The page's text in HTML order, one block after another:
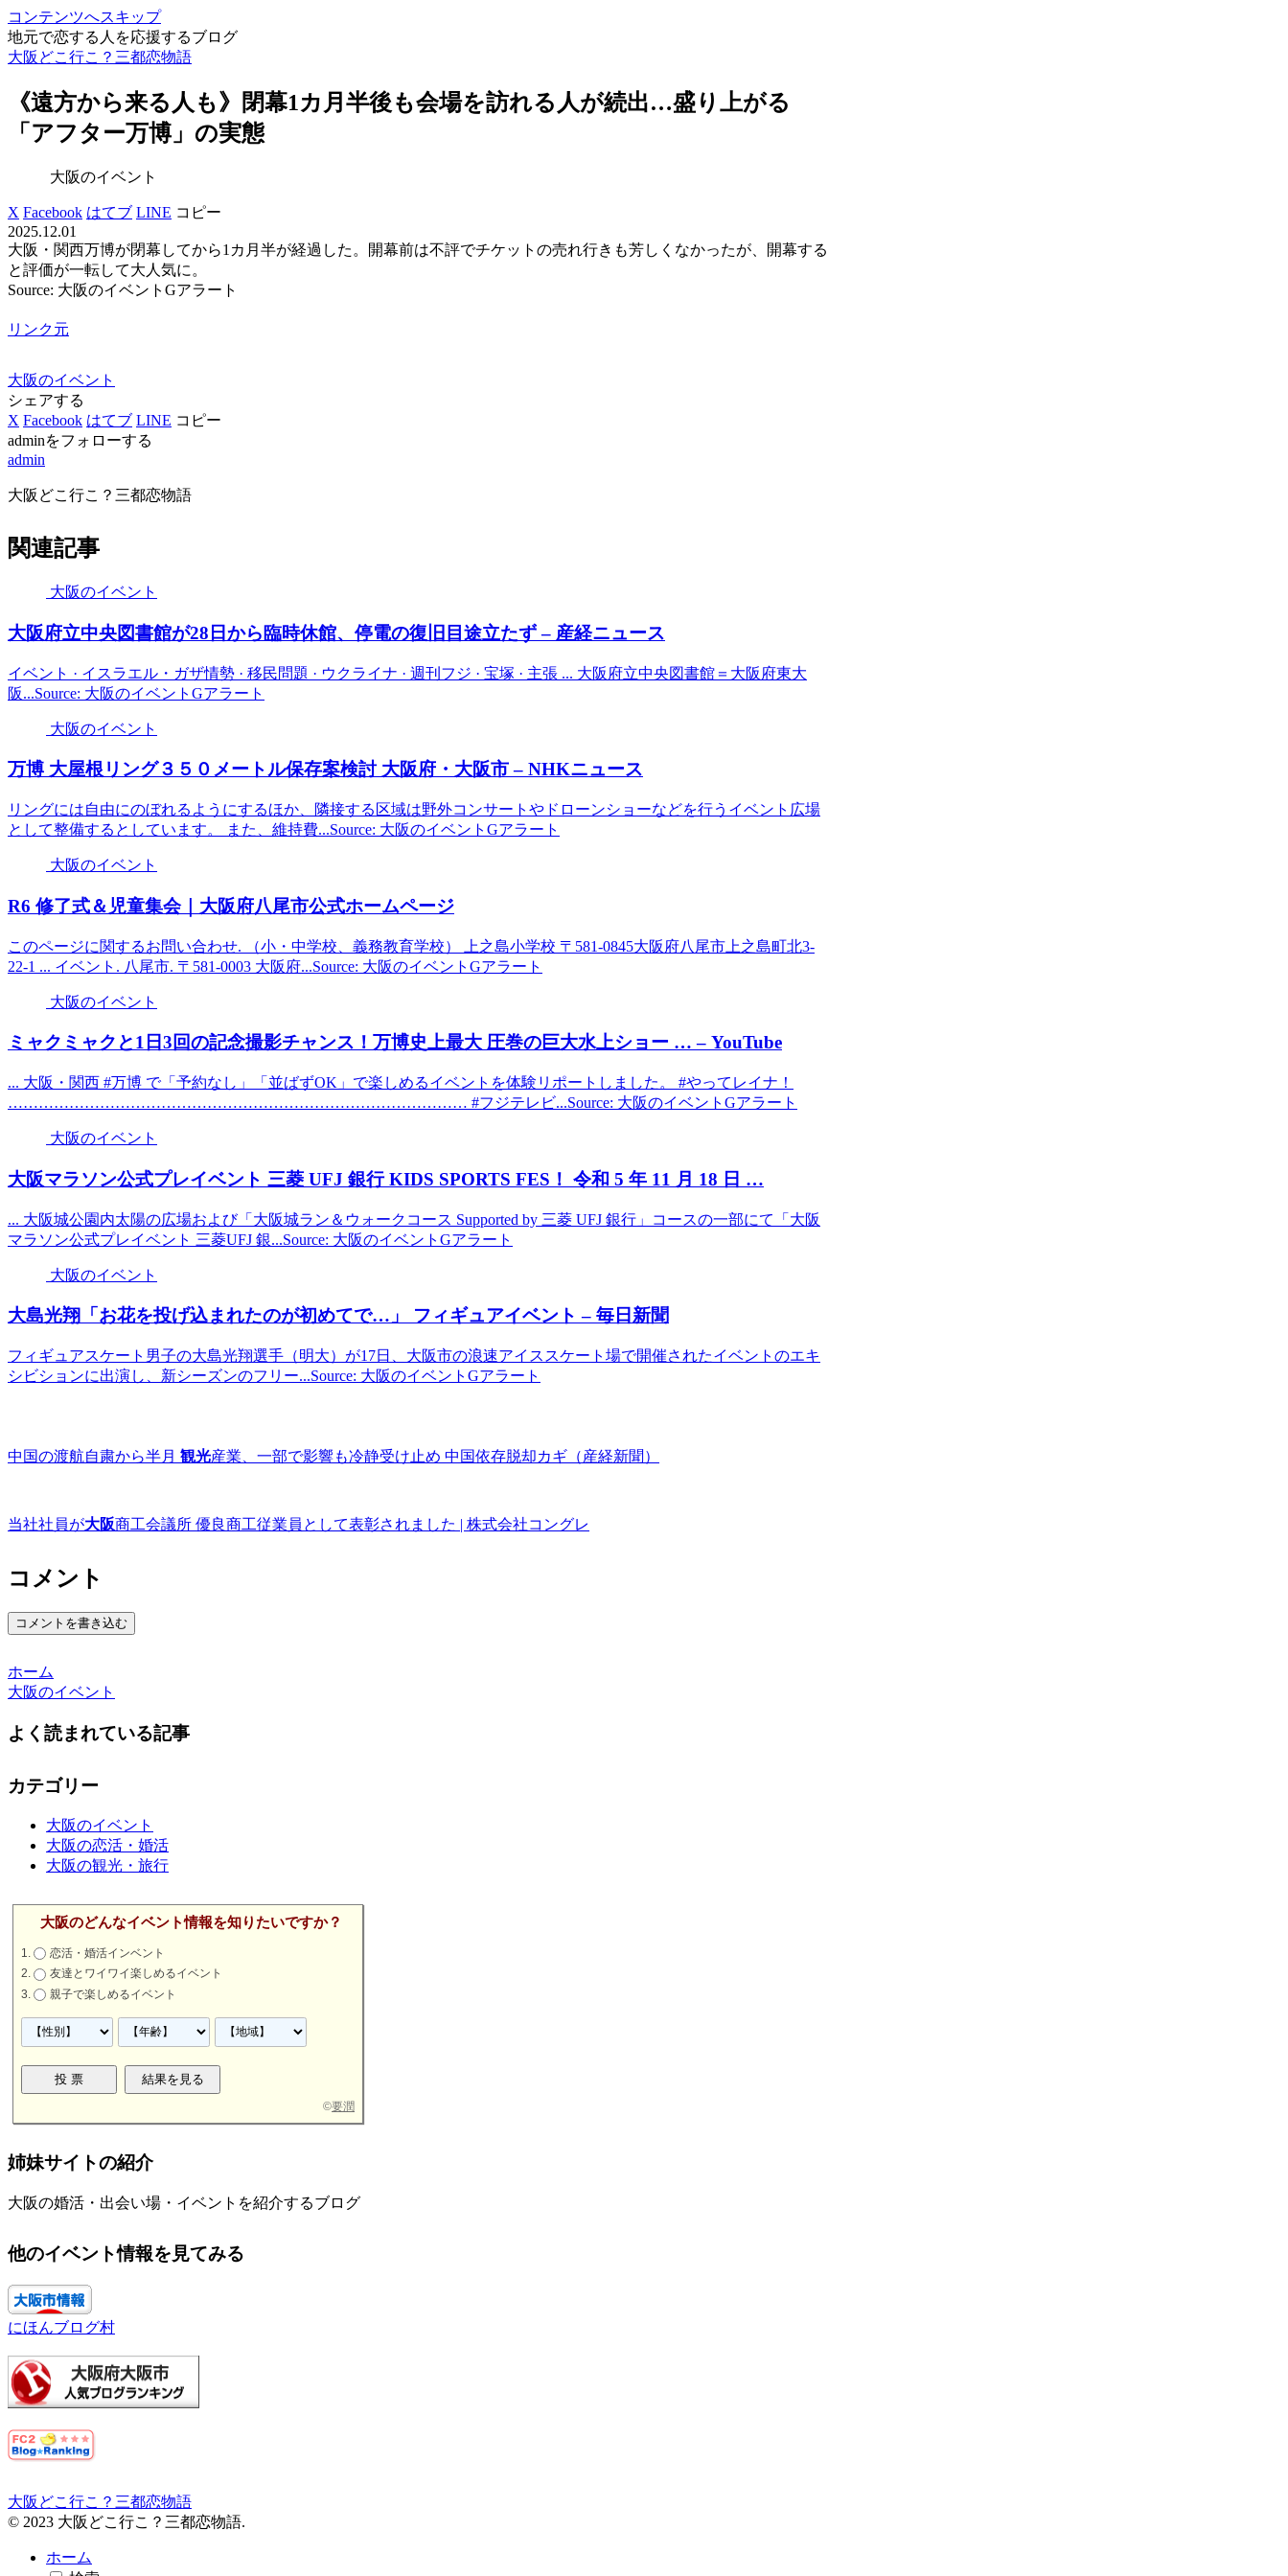
コンテンツへスキップ
地元で恋する人を応援するブログ
大阪どこ行こ？三都恋物語
《遠方から来る人も》閉幕1カ月半後も会場を訪れる人が続出…盛り上がる
「アフター万博」の実態
大阪のイベント
X Facebook はてブ LINE コピー
2025.12.01
大阪・関西万博が閉幕してから1カ月半が経過した。開幕前は不評でチケットの売れ行きも芳しくなかったが、開幕する
と評価が一転して大人気に。
Source: 大阪のイベントGアラート
リンク元
大阪のイベント
シェアする
X Facebook はてブ LINE コピー
adminをフォローする
admin
大阪どこ行こ？三都恋物語
関連記事
大阪のイベント
大阪府立中央図書館が28日から臨時休館、停電の復旧目途立たず – 産経ニュース
イベント · イスラエル・ガザ情勢 · 移民問題 · ウクライナ · 週刊フジ · 宝塚 · 主張 ... 大阪府立中央図書館＝大阪府東大
阪...Source: 大阪のイベントGアラート
大阪のイベント
万博 大屋根リング３５０メートル保存案検討 大阪府・ 大阪市 – NHKニュース
リングには自由にのぼれるようにするほか、隣接する区域は野外コンサートやドローンショーなどを行うイベント広場
として整備するとしています。 また、維持費...Source: 大阪のイベントGアラート
大阪のイベント
R6 修了式＆児童集会｜ 大阪府八尾市公式ホームページ
このページに関するお問い合わせ. （小・中学校、義務教育学校） 上之島小学校 〒581-0845大阪府八尾市上之島町北3-
22-1 ... イベント. 八尾市. 〒581-0003 大阪府...Source: 大阪のイベントGアラート
大阪のイベント
ミャクミャクと1日3回の記念撮影チャンス！万博史上最大 圧巻の巨大水上ショー … – YouTube
... 大阪・関西 #万博 で「予約なし」「並ばずOK」で楽しめるイベントを体験リポートしました。 #やってレイナ！
……………………………………………………………………………… #フジテレビ...Source: 大阪のイベントGアラート
大阪のイベント
大阪マラソン公式プレイベント 三菱 UFJ 銀行 KIDS SPORTS FES！ 令和 5 年 11 月 18 日 …
... 大阪城公園内太陽の広場および「大阪城ラン＆ウォークコース Supported by 三菱 UFJ 銀⾏」コースの⼀部にて「大阪
マラソン公式プレイベント 三菱UFJ 銀...Source: 大阪のイベントGアラート
大阪のイベント
大島光翔「お花を投げ込まれたのが初めてで…」 フィギュアイベント – 毎日新聞
フィギュアスケート男子の大島光翔選手（明大）が17日、大阪市の浪速アイススケート場で開催されたイベントのエキ
シビションに出演し、新シーズンのフリー...Source: 大阪のイベントGアラート
中国の渡航自粛から半月 観光産業、一部で影響も冷静受け止め 中国依存脱却カギ（産経新聞）
当社社員が大阪商工会議所 優良商工従業員として表彰されました | 株式会社コングレ
コメント
コメントを書き込む
ホーム
大阪のイベント
よく読まれている記事
カテゴリー
大阪のイベント
大阪の恋活・婚活
大阪の観光・旅行
大阪のどんなイベント情報を知りたいですか？
恋活・婚活インベント
友達とワイワイ楽しめるイベント
親子で楽しめるイベント
©要潤
姉妹サイトの紹介
大阪の婚活・出会い場・イベントを紹介するブログ
他のイベント情報を見てみる
にほんブログ村
大阪どこ行こ？三都恋物語
© 2023 大阪どこ行こ？三都恋物語.
ホーム